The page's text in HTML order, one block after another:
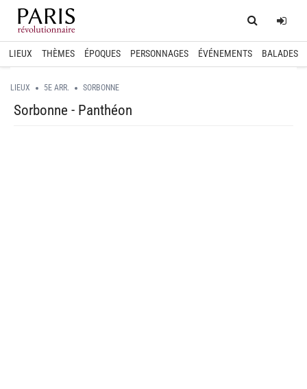
Home
LIEUX THÈMES ÉPOQUES PERSONNAGES ÉVÉNEMENTS BALADES
LIEUX 5E ARR. SORBONNE
Sorbonne - Panthéon